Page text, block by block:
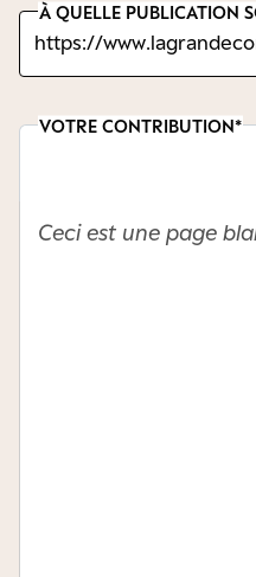
À QUELLE PUBLICATION
VOTRE CONTRIBUTION